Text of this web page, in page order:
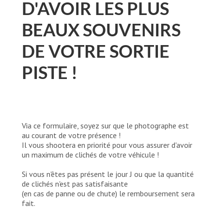
D'AVOIR LES PLUS
BEAUX SOUVENIRS
DE VOTRE SORTIE
PISTE !
Via ce formulaire, soyez sur que le photographe est
au courant de votre présence !
Il vous shootera en priorité pour vous assurer d'avoir
un maximum de clichés de votre véhicule !
Si vous n'êtes pas présent le jour J ou que la quantité
de clichés n'est pas satisfaisante
(en cas de panne ou de chute) le remboursement sera
fait.